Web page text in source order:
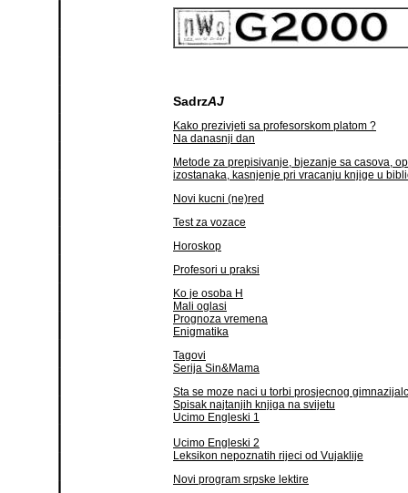
SadrzAJ
Kako prezivjeti sa profesorskom platom ?
Na danasnji dan
Metode za prepisivanje, bjezanje sa casova,
izostanaka, kasnjenje pri vracanju knjige u
Novi kucni (ne)red
Test za vozace
Horoskop
Profesori u praksi
Ko je osoba H
Mali oglasi
Prognoza vremena
Enigmatika
Tagovi
Serija Sin&Mama
Sta se moze naci u torbi prosjecnog
Spisak najtanjih knjiga na svijetu
Ucimo Engleski 1
Ucimo Engleski 2
Leksikon nepoznatih rijeci od Vujaklije
Novi program srpske lektire